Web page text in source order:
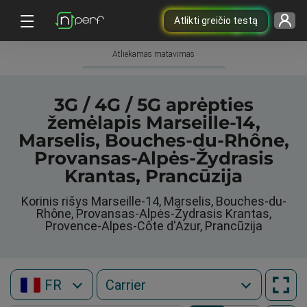
Atlikti greičio testą
Atliekamas matavimas
3G / 4G / 5G aprėpties
žemėlapis Marseille-14,
Marselis, Bouches-du-Rhône,
Provansas-Alpės-Žydrasis
Krantas, Prancūzija
Korinis rišys Marseille-14, Marselis, Bouches-du-
Rhône, Provansas-Alpės-Žydrasis Krantas,
Provence-Alpes-Côte d'Azur, Prancūzija
FR